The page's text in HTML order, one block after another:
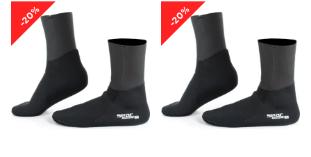
-20% -20%